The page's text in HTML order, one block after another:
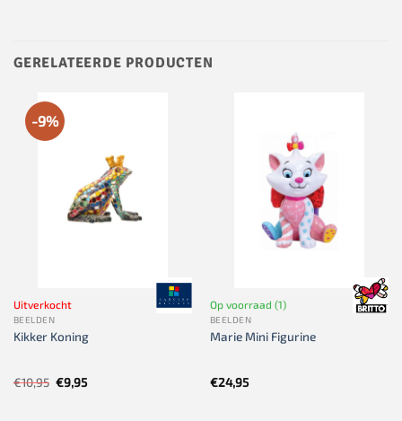
GERELATEERDE PRODUCTEN
-9%
Uitverkocht
BEELDEN
Kikker Koning
€10,95 Oorspronkelijke
prijs
€9,95Huidige
Op voorraad (1)
BEELDEN
Marie Mini Figurine
€24,95